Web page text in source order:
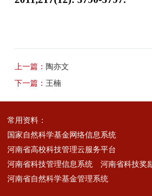
上一篇： 陶亦文
下一篇： 王楠
常用资料：
国家自然科学基金网络信息系统
河南省高校科技管理云服务平台
河南省科技管理信息系统
河南省科技奖
河南省自然科学基金管理系统